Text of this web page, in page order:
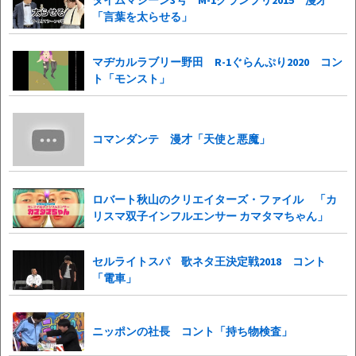
「言葉を太らせる」
マヂカルラブリー野田 R-1ぐらんぷり2020 コン
ト「モンスト」
コマンダンテ 漫才「天使と悪魔」
ロバート秋山のクリエイターズ・ファイル 「カ
リスマ双子インフルエンサー カマタマちゃん」
セルライトスパ 歌ネタ王決定戦2018 コント
「電車」
ニッポンの社長 コント「持ち物検査」